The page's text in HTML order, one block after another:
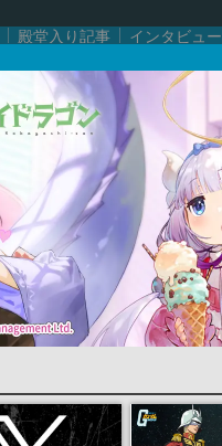
殿堂入り記事 インタビュー